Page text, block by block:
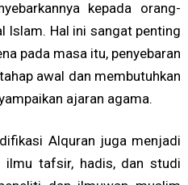
kepada orang-
Islam. Hal ini sangat penting
pada masa itu, penyebaran
awal dan membutuhkan
ajaran agama.
Alquran juga menjadi
ilmu tafsir, hadis, dan studi